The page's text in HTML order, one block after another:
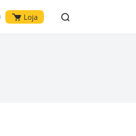
Loja